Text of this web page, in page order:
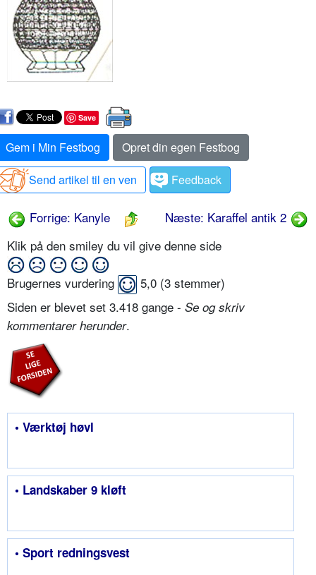
Save
Gem i Min Festbog
Opret din egen Festbog
Send artikel til en ven
Feedback
Forrige: Kanyle
Næste: Karaffel antik 2
Klik på den smiley du vil give denne side
Brugernes vurdering 5,0 (3 stemmer)
Siden er blevet set 3.418 gange - Se og skriv
kommentarer herunder.
• Værktøj høvl
• Landskaber 9 kløft
• Sport redningsvest